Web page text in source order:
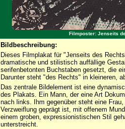
Filmposter: Jenseits
Bildbeschreibung:
Dieses Filmplakat für "Jenseits des
dramatische und stilistisch auffällige
serifenbetonten Buchstaben gesetzt, die
Darunter steht "des Rechts" in kleineren,
Das zentrale Bildelement ist eine
des Plakats. Ein Mann, der eine Art
nach links. Ihm gegenüber steht eine
Verzweiflung geprägt ist, mit offenem
einem groben, expressionistischen Stil
unterstreicht.